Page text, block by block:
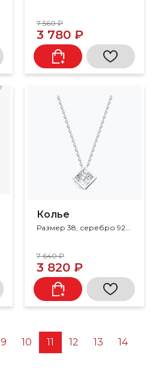
7 560 ₽
3 780 ₽
Колье
Размер 38, серебро 925, фианит
7 640 ₽
3 820 ₽
9 10 11 12 13
14